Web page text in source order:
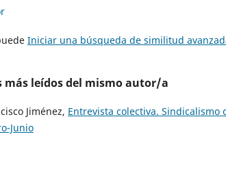
Iniciar una búsqueda de similitud
más leídos del mismo autor/a
Jiménez, Entrevista colectiva. Sindicalismo
Junio